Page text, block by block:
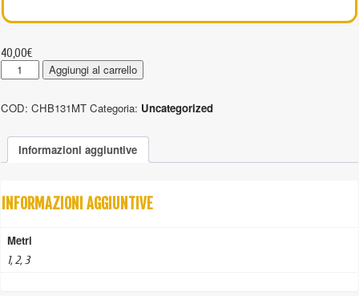
40,00€
CHB131MT
-
a
braccio
quantità
Aggiungi al carrello
COD: CHB131MT Categoria: Uncategorized
Informazioni aggiuntive
INFORMAZIONI AGGIUNTIVE
Metri
1, 2, 3